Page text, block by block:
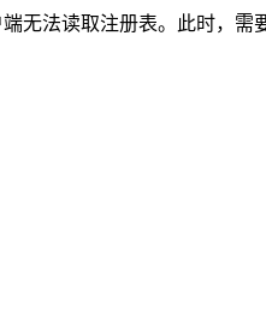
无法读取注册表。此时，需